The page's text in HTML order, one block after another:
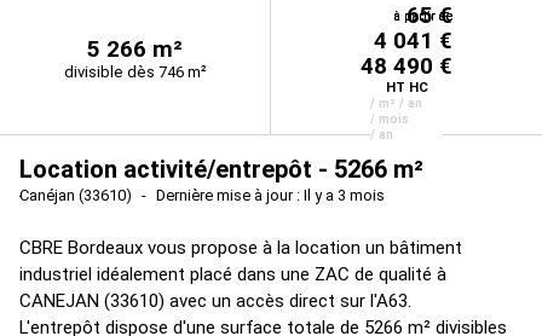
5 266 m²
divisible dès 746 m²
à partir de
65 €
à partir de
4 041 €
à partir de
48 490 €
HT HC
/ m² / an
/ mois
/ an
Location activité/entrepôt - 5266 m²
Canéjan (33610) Dernière mise à jour : Il y a 3 mois
CBRE Bordeaux vous propose à la location un bâtiment
industriel idéalement placé dans une ZAC de qualité à
CANEJAN (33610) avec un accès direct sur l'A63.
L'entrepôt dispose d'une surface totale de 5266 m² divisibles